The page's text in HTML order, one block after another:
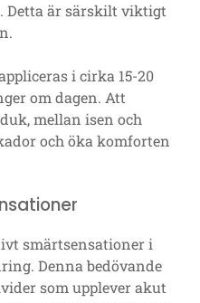
Detta är särskilt viktigt
i cirka 15-20
om dagen. Att
mellan isen och
och öka komforten
smärtsensationer i
Denna bedövande
som upplever akut